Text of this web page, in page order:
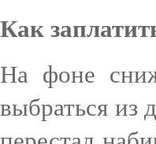
Как
На фоне
выбраться из